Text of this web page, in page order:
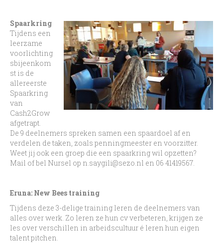
Spaarkring
Tijdens een
leerzame
voorlichting
sbijeenkom
st is de
allereerste
Spaarkring
van
Cash2Grow
afgetrapt.
De 9 deelnemers spreken samen een spaardoel af en
verdelen de taken, zoals penningmeester en voorzitter.
Weet jij ook een groep die een spaarkring wil opzetten?
Mail of bel Nursel op n.saygili@sezo.nl en 06 41419567.
Eruna: New Bees training
Tijdens deze 3-delige training leren de deelnemers van
alles over werk. Zo leren ze hun cv verbeteren, krijgen ze
les over verschillen in arbeidscultuur é leren hun eigen
talent pitchen.